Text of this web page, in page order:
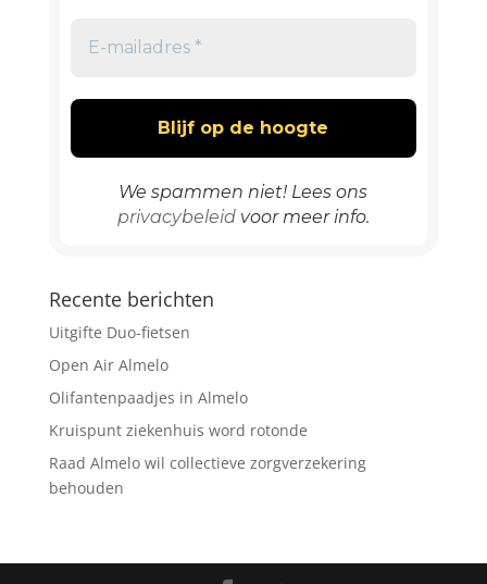
We spammen niet! Lees ons
privacybeleidvoor meer info.
Recente berichten
Uitgifte Duo-fietsen
Open Air Almelo
Olifantenpaadjes in Almelo
Kruispunt ziekenhuis word rotonde
Raad Almelo wil collectieve zorgverzekering
behouden